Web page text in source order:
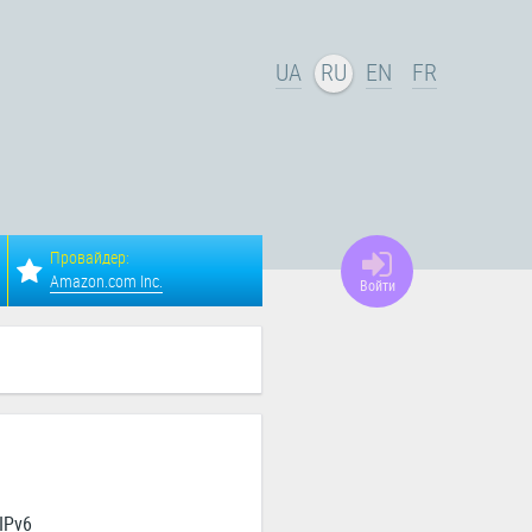
UA RU EN FR
Войти
Провайдер:
Amazon.com Inc.
IPv6